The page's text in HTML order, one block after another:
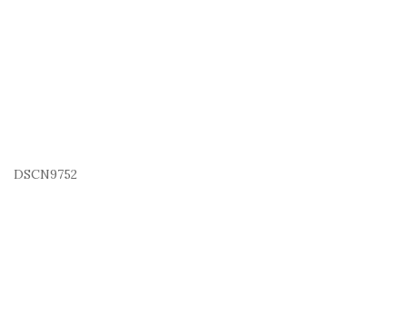
DSCN9752